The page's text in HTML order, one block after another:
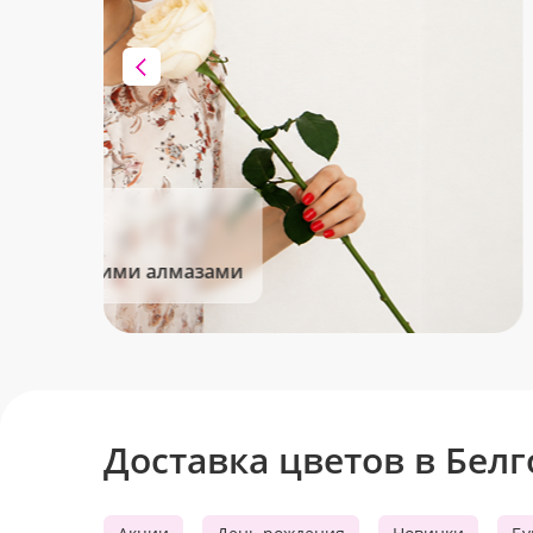
Клубника в шоколаде
Сладкие моменты для Вас!
Доставка цветов в